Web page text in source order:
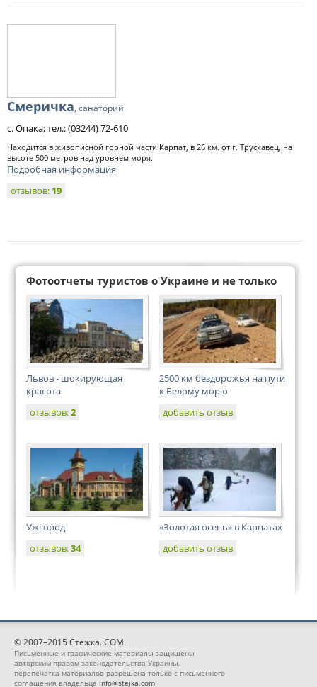
Смеричка, санаторий
с. Опака; тел.: (03244) 72-610
Находится в живописной горной части Карпат, в 26 км. от г. Трускавец, на
высоте 500 метров над уровнем моря.
Подробная информация
отзывов: 19
Фотоотчеты туристов о Украине и не только
Львов - шокирующая
красота
отзывов:2
2500 км бездорожья на пути
к Белому морю
добавить отзыв
Ужгород
отзывов:34
«Золотая осень» в Карпатах
добавить отзыв
© 2007–2015 Стежка. COM.
Письменные и графические материалы защищены
авторским правом законодательства Украины,
перепечатка материалов разрешена только с письменного
соглашения владельца info@stejka.com